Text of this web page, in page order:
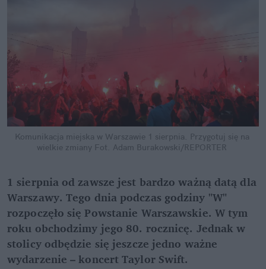
Komunikacja miejska w Warszawie 1 sierpnia. Przygotuj się na
wielkie zmiany Fot. Adam Burakowski/REPORTER
1 sierpnia od zawsze jest bardzo ważną datą dla
Warszawy. Tego dnia podczas godziny "W"
rozpoczęło się Powstanie Warszawskie. W tym
roku obchodzimy jego 80. rocznicę. Jednak w
stolicy odbędzie się jeszcze jedno ważne
wydarzenie – koncert Taylor Swift.